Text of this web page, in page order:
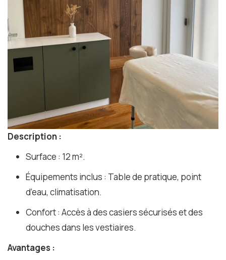
Description :
Surface : 12 m².
Équipements inclus : Table de pratique, point
d’eau, climatisation.
Confort : Accès à des casiers sécurisés et des
douches dans les vestiaires.
Avantages :